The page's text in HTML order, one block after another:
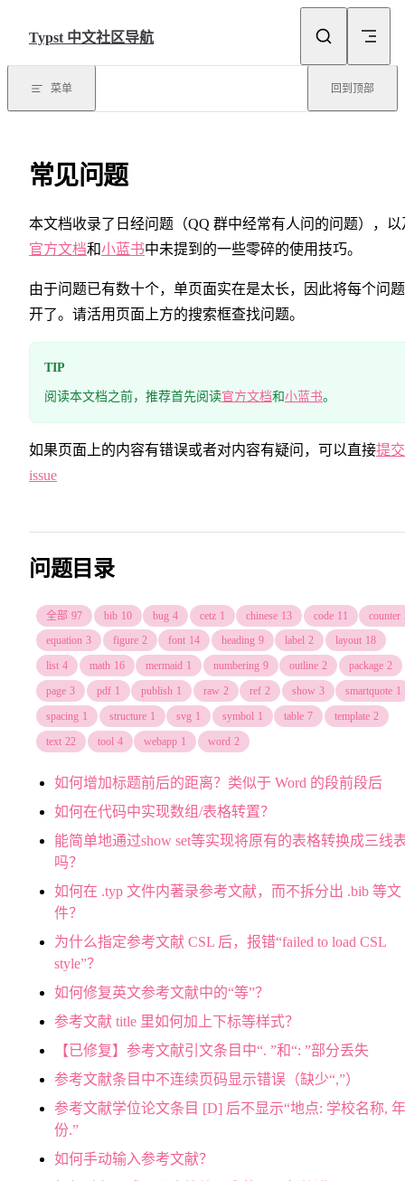
Typst 中文社区导航
菜单 回到顶部
常见问题
本文档收录了日经问题（QQ 群中经常有人问的问题），以
官方文档和小蓝书中未提到的一些零碎的使用技巧。
由于问题已有数十个，单页面实在是太长，因此将每个问
开了。请活用页面上方的搜索框查找问题。
TIP
阅读本文档之前，推荐首先阅读官方文档和小蓝书。
如果页面上的内容有错误或者对内容有疑问，可以直接提交
issue
问题目录
全部 97 bib 10 bug 4 cetz 1 chinese 13 code 11 counter
equation 3 figure 2 font 14 heading 9 label 2 layout 18
list 4 math 16 mermaid 1 numbering 9 outline 2 package 2
page 3 pdf 1 publish 1 raw 2 ref 2 show 3 smartquote 1
spacing 1 structure 1 svg 1 symbol 1 table 7 template 2
text 22 tool 4 webapp 1 word 2
如何增加标题前后的距离？类似于 Word 的段前段后
如何在代码中实现数组/表格转置？
能简单地通过show set等实现将原有的表格转换成三线
吗？
如何在 .typ 文件内著录参考文献，而不拆分出 .bib 等文
件？
为什么指定参考文献 CSL 后，报错“failed to load CSL
style”？
如何修复英文参考文献中的“等”？
参考文献 title 里如何加上下标等样式？
【已修复】参考文献引文条目中“. ”和“: ”部分丢失
参考文献条目中不连续页码显示错误（缺少“,”）
参考文献学位论文条目 [D] 后不显示“地点: 学校名称, 年
份.”
如何手动输入参考文献？